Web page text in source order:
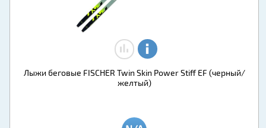
Лыжи беговые FISCHER Twin Skin Pоwer Stiff EF (черный/
желтый)